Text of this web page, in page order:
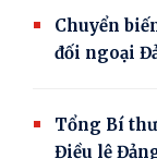
Chuyển
đối ngoại
Tổng Bí
Điều lệ